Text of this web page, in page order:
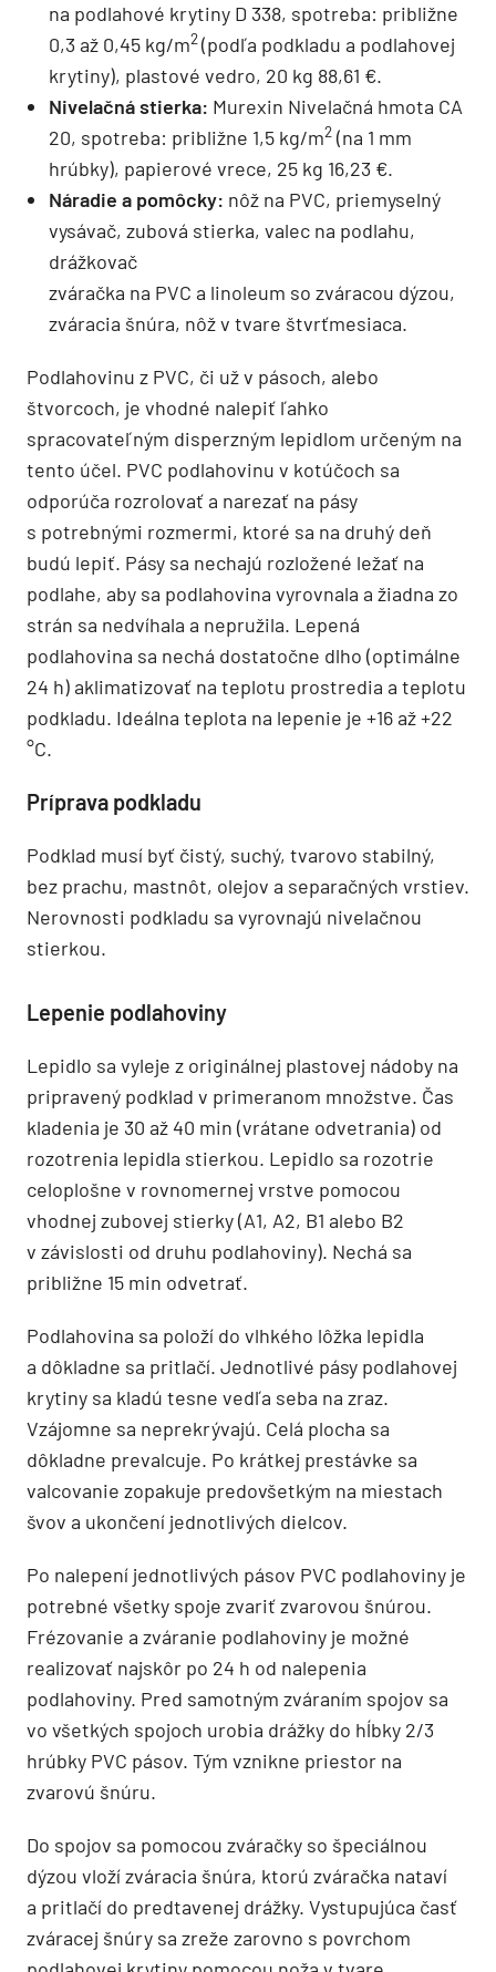
na podlahové krytiny D 338, spotreba: približne
0,3 až 0,45 kg/m2(podľa podkladu a podlahovej
krytiny), plastové vedro, 20 kg 88,61 €.
Nivelačná stierka: Murexin Nivelačná hmota CA
20, spotreba: približne 1,5 kg/m2 (na 1 mm
hrúbky), papierové vrece, 25 kg 16,23 €.
Náradie a pomôcky: nôž na PVC, priemyselný
vysávač, zubová stierka, valec na podlahu,
drážkovač
zváračka na PVC a linoleum so zváracou dýzou,
zváracia šnúra, nôž v tvare štvrťmesiaca.
Podlahovinu z PVC, či už v pásoch, alebo
štvorcoch, je vhodné nalepiť ľahko
spracovateľným disperzným lepidlom určeným na
tento účel. PVC podlahovinu v kotúčoch sa
odporúča rozrolovať a narezať na pásy
s potrebnými rozmermi, ktoré sa na druhý deň
budú lepiť. Pásy sa nechajú rozložené ležať na
podlahe, aby sa podlahovina vyrovnala a žiadna zo
strán sa nedvíhala a nepružila. Lepená
podlahovina sa nechá dostatočne dlho (optimálne
24 h) aklimatizovať na teplotu prostredia a teplotu
podkladu. Ideálna teplota na lepenie je +16 až +22
°C.
Príprava podkladu
Podklad musí byť čistý, suchý, tvarovo stabilný,
bez prachu, mastnôt, olejov a separačných vrstiev.
Nerovnosti podkladu sa vyrovnajú nivelačnou
stierkou.
Lepenie podlahoviny
Lepidlo sa vyleje z originálnej plastovej nádoby na
pripravený podklad v primeranom množstve. Čas
kladenia je 30 až 40 min (vrátane odvetrania) od
rozotrenia lepidla stierkou. Lepidlo sa rozotrie
celoplošne v rovnomernej vrstve pomocou
vhodnej zubovej stierky (A1, A2, B1 alebo B2
v závislosti od druhu podlahoviny). Nechá sa
približne 15 min odvetrať.
Podlahovina sa položí do vlhkého lôžka lepidla
a dôkladne sa pritlačí. Jednotlivé pásy podlahovej
krytiny sa kladú tesne vedľa seba na zraz.
Vzájomne sa neprekrývajú. Celá plocha sa
dôkladne prevalcuje. Po krátkej prestávke sa
valcovanie zopakuje predovšetkým na miestach
švov a ukončení jednotlivých dielcov.
Po nalepení jednotlivých pásov PVC podlahoviny je
potrebné všetky spoje zvariť zvarovou šnúrou.
Frézovanie a zváranie podlahoviny je možné
realizovať najskôr po 24 h od nalepenia
podlahoviny. Pred samotným zváraním spojov sa
vo všetkých spojoch urobia drážky do hĺbky 2/3
hrúbky PVC pásov. Tým vznikne priestor na
zvarovú šnúru.
Do spojov sa pomocou zváračky so špeciálnou
dýzou vloží zváracia šnúra, ktorú zváračka nataví
a pritlačí do predtavenej drážky. Vystupujúca časť
zváracej šnúry sa zreže zarovno s povrchom